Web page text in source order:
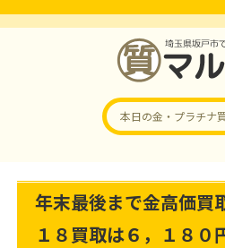
本日の金・プラチナ
年末最後まで金高価買
１８買取は６，１８０